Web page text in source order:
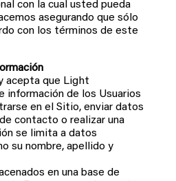
con la cual usted pueda
asegurando que sólo
con los términos de este
acepta que Light
información de los Usuarios
en el Sitio, enviar datos
contacto o realizar una
se limita a datos
su nombre, apellido y
en una base de